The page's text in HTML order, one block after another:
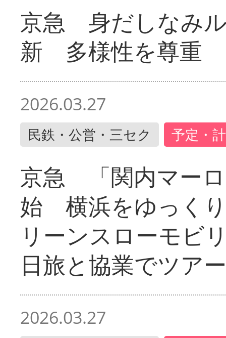
京急 身だしなみ
新 多様性を尊重
2026.03.27
民鉄・公営・三セク 予定・
京急 「関内マー
始 横浜をゆっく
リーンスローモ
日旅と協業でツアー
2026.03.27